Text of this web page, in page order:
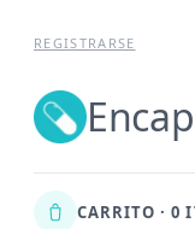
REGISTRARSE
CARRITO · 0